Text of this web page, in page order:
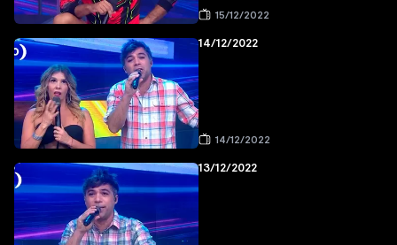
15/12/2022
14/12/2022
14/12/2022
13/12/2022